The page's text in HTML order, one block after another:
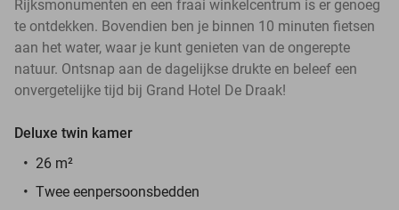
Rijksmonumenten en een fraai winkelcentrum is er genoeg
te ontdekken. Bovendien ben je binnen 10 minuten fietsen
aan het water, waar je kunt genieten van de ongerepte
natuur. Ontsnap aan de dagelijkse drukte en beleef een
onvergetelijke tijd bij Grand Hotel De Draak!
Deluxe twin kamer
26 m²
Twee eenpersoonsbedden